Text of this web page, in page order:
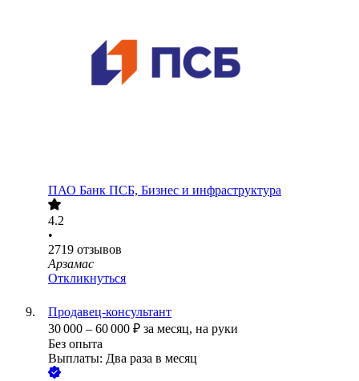
ПАО Банк ПСБ, Бизнес и инфраструктура
4.2
•
2719 отзывов
Арзамас
Откликнуться
Продавец-консультант
30 000 – 60 000 ₽ за месяц, на руки
Без опыта
Выплаты: Два раза в месяц